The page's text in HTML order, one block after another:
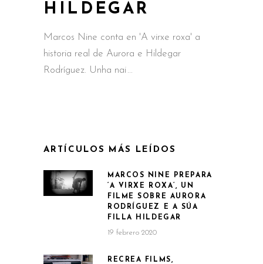
HILDEGAR
Marcos Nine conta en 'A virxe roxa' a
historia real de Aurora e Hildegar
Rodríguez. Unha nai
ARTÍCULOS MÁS LEÍDOS
MARCOS NINE PREPARA
‘A VIRXE ROXA’, UN
FILME SOBRE AURORA
RODRÍGUEZ E A SÚA
FILLA HILDEGAR
19 febrero 2020
RECREA FILMS,